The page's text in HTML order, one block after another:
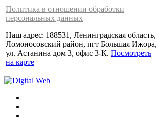
Политика в отношении обработки
персональных данных
Наш адрес: 188531, Ленинградская область,
Ломоносовский район, пгт Большая Ижора,
ул. Астанина дом 3, офис 3-К. Посмотреть
на карте